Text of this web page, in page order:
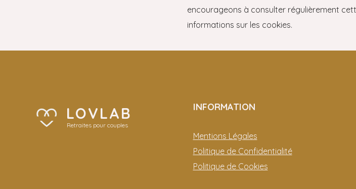
encourageons à consulter régulièrement
informations sur les cookies.
LOVLAB
Retraites pour couples
INFORMATION
Mentions Légales
Politique de Confidentialité
Politique de Cookies